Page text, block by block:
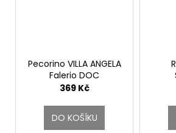
Pecorino VILLA ANGELA
Falerio DOC
Velenosi
369 Kč
DO KOŠÍKU